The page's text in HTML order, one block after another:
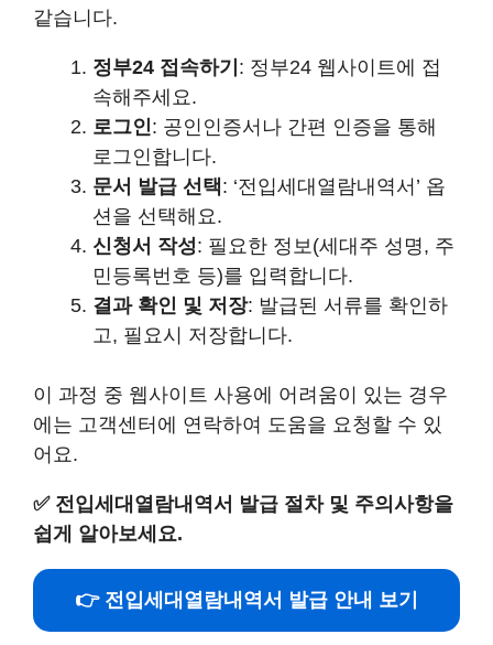
같습니다.
정부24 접속하기 : 정부24 웹사이트에 접
속해주세요.
로그인: 공인인증서나 간편 인증을 통해
로그인합니다.
문서 발급 선택: ‘전입세대열람내역서’ 옵
션을 선택해요.
신청서 작성: 필요한 정보(세대주 성명, 주
민등록번호 등)를 입력합니다.
결과 확인 및 저장: 발급된 서류를 확인하
고, 필요시 저장합니다.
이 과정 중 웹사이트 사용에 어려움이 있는 경우
에는 고객센터에 연락하여 도움을 요청할 수 있
어요.
✅ 전입세대열람내역서 발급 절차 및 주의사항을
쉽게 알아보세요.
👉 전입세대열람내역서 발급 안내 보기